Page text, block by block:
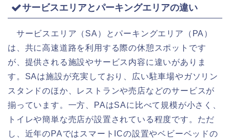
サービスエリアとパーキングエリアの違い
サービスエリア（SA）とパーキングエリア（PA）
は、共に高速道路を利用する際の休憩スポットです
が、提供される施設やサービス内容に違いがありま
す。SAは施設が充実しており、広い駐車場やガソリン
スタンドのほか、レストランや売店などのサービスが
揃っています。一方、PAはSAに比べて規模が小さく、
トイレや簡単な売店が設置されている程度です。ただ
し、近年のPAではスマートICの設置やベビーベッドの